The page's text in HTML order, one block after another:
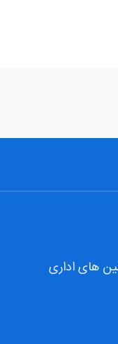
های اداری